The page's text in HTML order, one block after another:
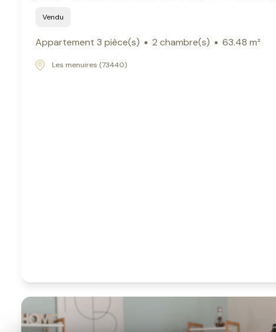
Vendu
Appartement 3 pièce(s) 2 chambre(s) 63.48 m²
Les menuires (73440)